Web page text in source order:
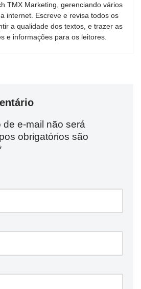
TMX Marketing, gerenciando vários
internet. Escreve e revisa todos os
a qualidade dos textos, e trazer as
e informações para os leitores.
e-mail não será
obrigatórios são